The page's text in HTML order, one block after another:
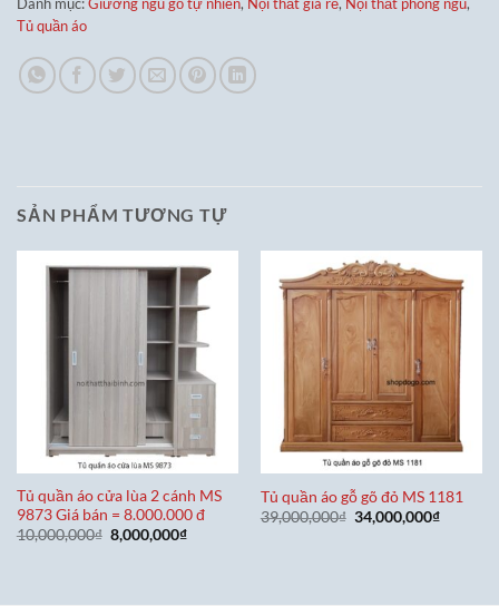
Danh mục:Giường ngủ gỗ tự nhiên, Nội thất giá rẻ, Nội thất phòng ngủ,
Tủ quần áo
SẢN PHẨM TƯƠNG TỰ
Tủ quần áo cửa lùa 2 cánh MS
9873 Giá bán = 8.000.000 đ
10,000,000₫ Giá
gốc
8,000,000₫Giá
Tủ quần áo gỗ gõ đỏ MS 1181
39,000,000₫ Giá
gốc
34,000,000₫Giá